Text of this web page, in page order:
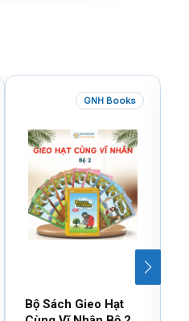
GNH Books
Bộ Sách Gieo Hạt